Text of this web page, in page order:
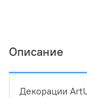
Описание
Декорации